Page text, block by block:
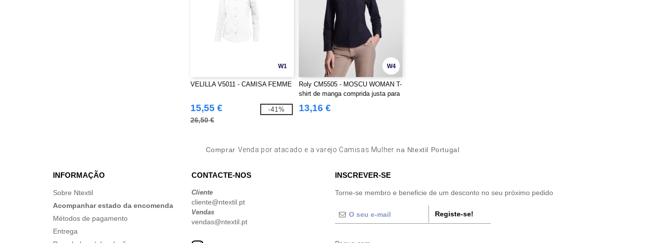
W1
VELILLA V5011 - CAMISA FEMME
15,55 €
26,50 €
-41%
W4
Roly CM5505 - MOSCU WOMAN T-
shirt de manga comprida justa para
mulher
13,16 €
Comprar Venda por atacado e a varejo Camisas Mulher na Ntextil Portugal
INFORMAÇÃO
Sobre Ntextil
Acompanhar estado da encomenda
Métodos de pagamento
Entrega
CONTACTE-NOS
Cliente
cliente@ntextil.pt
Vendas
vendas@ntextil.pt
INSCREVER-SE
Torne-se membro e beneficie de um desconto no seu próximo pedido
Registe-se!